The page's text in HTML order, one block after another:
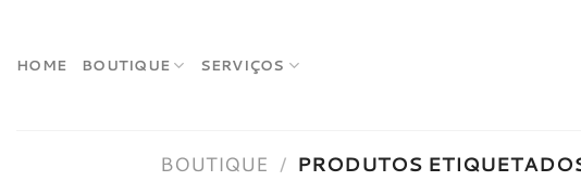
content
HOME BOUTIQUE SERVIÇOS
BOUTIQUE / PRODUTOS